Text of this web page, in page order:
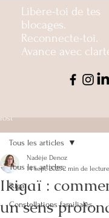
Libère-toi de tes
blocages.
Reconnecte-toi.
Avance avec
Post
Tous les articles
Ikigaï
Constellations familiales
Tous les articles
Ikigaï :
un sens
Nadèje Denoz
14 sept. 20252 min de lecture